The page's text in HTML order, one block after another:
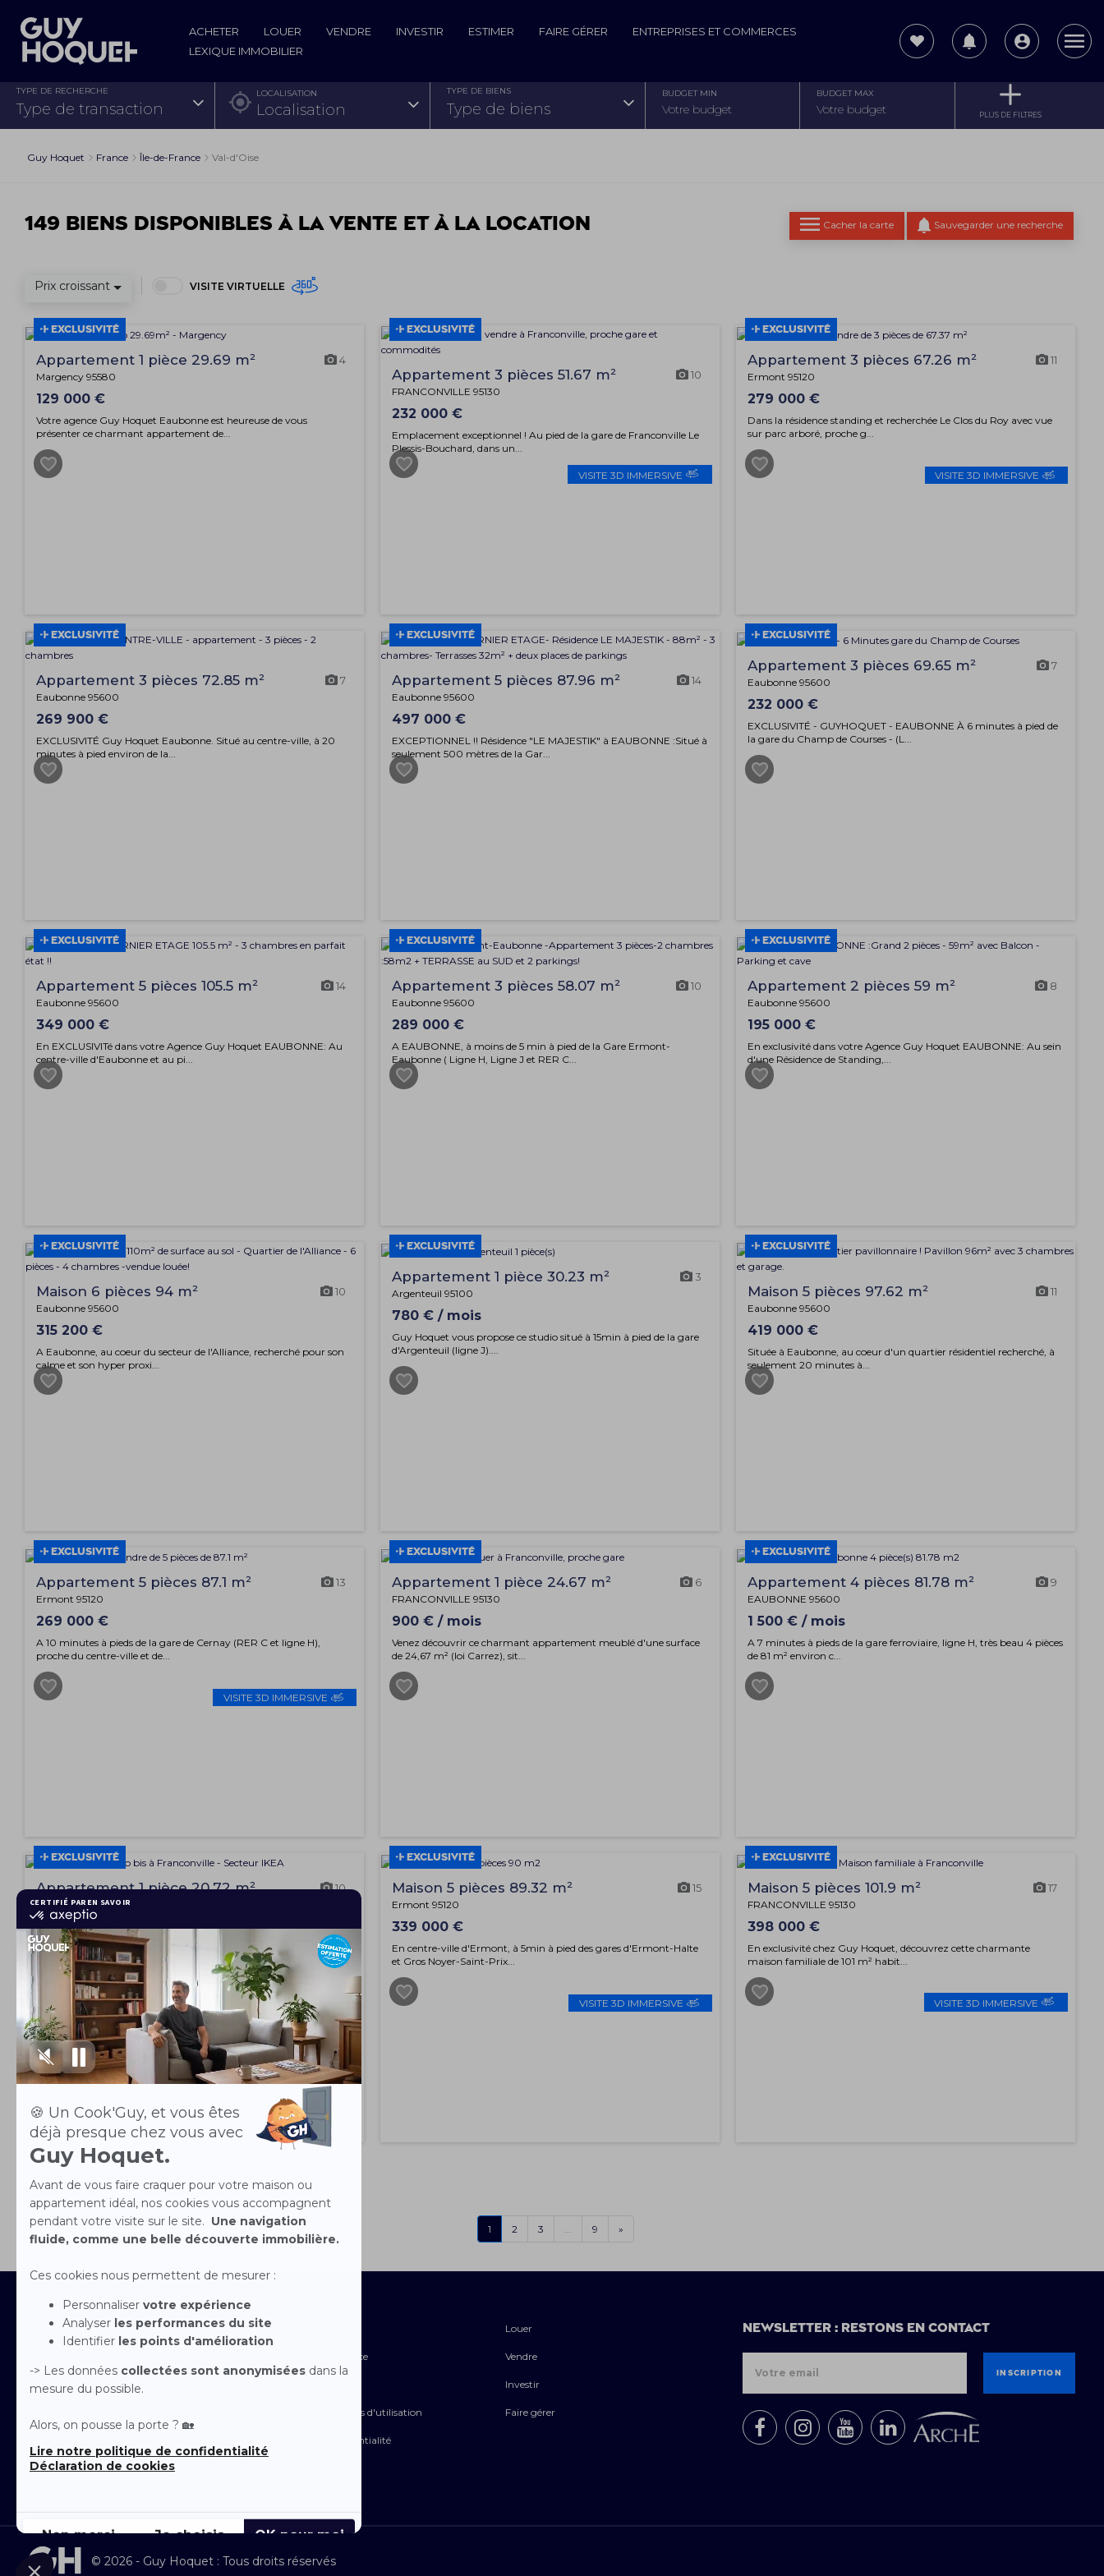
ACHETER LOUER VENDRE INVESTIR ESTIMER FAIRE GÉRER
ENTREPRISES ET COMMERCES
LEXIQUE IMMOBILIER
TYPE DE RECHERCHE
type de transaction
LOCALISATION TYPE DE BIENS
type de biens
BUDGET MIN BUDGET MAX
PLUS DE FILTRES
Guy Hoquet France Île-de-France Val-d'Oise
Cacher la carte Sauvegarder une recherche
149 biens disponibles à la vente et à la location
Prix croissant VISITE VIRTUELLE
EXCLUSIVITÉ
Appartement 1 pièce 29.69 m² 4
Margency 95580
129 000 €
Votre agence Guy Hoquet Eaubonne est heureuse de vous
présenter ce charmant appartement de...
EXCLUSIVITÉ
VISITE 3D IMMERSIVE
Appartement 3 pièces 51.67 m² 10
FRANCONVILLE 95130
232 000 €
Emplacement exceptionnel ! Au pied de la gare de Franconville Le
Plessis-Bouchard, dans un...
EXCLUSIVITÉ
VISITE 3D IMMERSIVE
Appartement 3 pièces 67.26 m² 11
Ermont 95120
279 000 €
Dans la résidence standing et recherchée Le Clos du Roy avec vue
sur parc arboré, proche g...
EXCLUSIVITÉ
Appartement 3 pièces 72.85 m² 7
Eaubonne 95600
269 900 €
EXCLUSIVITÉ Guy Hoquet Eaubonne. Situé au centre-ville, à 20
minutes à pied environ de la...
EXCLUSIVITÉ
Appartement 5 pièces 87.96 m² 14
Eaubonne 95600
497 000 €
EXCEPTIONNEL !! Résidence "LE MAJESTIK" à EAUBONNE :Situé à
seulement 500 mètres de la Gar...
EXCLUSIVITÉ
Appartement 3 pièces 69.65 m² 7
Eaubonne 95600
232 000 €
EXCLUSIVITÉ - GUYHOQUET - EAUBONNE À 6 minutes à pied de
la gare du Champ de Courses - (L...
EXCLUSIVITÉ
Appartement 5 pièces 105.5 m² 14
Eaubonne 95600
349 000 €
En EXCLUSIVITé dans votre Agence Guy Hoquet EAUBONNE: Au
centre-ville d'Eaubonne et au pi...
EXCLUSIVITÉ
Appartement 3 pièces 58.07 m² 10
Eaubonne 95600
289 000 €
A EAUBONNE, à moins de 5 min à pied de la Gare Ermont-
Eaubonne ( Ligne H, Ligne J et RER C...
EXCLUSIVITÉ
Appartement 2 pièces 59 m² 8
Eaubonne 95600
195 000 €
En exclusivité dans votre Agence Guy Hoquet EAUBONNE: Au sein
d'une Résidence de Standing,...
EXCLUSIVITÉ
Maison 6 pièces 94 m² 10
Eaubonne 95600
315 200 €
A Eaubonne, au coeur du secteur de l'Alliance, recherché pour son
calme et son hyper proxi...
EXCLUSIVITÉ
Appartement 1 pièce 30.23 m² 3
Argenteuil 95100
780 € / mois
Guy Hoquet vous propose ce studio situé à 15min à pied de la gare
d'Argenteuil (ligne J)....
EXCLUSIVITÉ
Maison 5 pièces 97.62 m² 11
Eaubonne 95600
419 000 €
Située à Eaubonne, au coeur d'un quartier résidentiel recherché, à
seulement 20 minutes à...
EXCLUSIVITÉ
VISITE 3D IMMERSIVE
Appartement 5 pièces 87.1 m² 13
Ermont 95120
269 000 €
A 10 minutes à pieds de la gare de Cernay (RER C et ligne H),
proche du centre-ville et de...
EXCLUSIVITÉ
Appartement 1 pièce 24.67 m² 6
FRANCONVILLE 95130
900 € / mois
Venez découvrir ce charmant appartement meublé d'une surface
de 24,67 m² (loi Carrez), sit...
EXCLUSIVITÉ
Appartement 4 pièces 81.78 m² 9
EAUBONNE 95600
1 500 € / mois
A 7 minutes à pieds de la gare ferroviaire, ligne H, très beau 4 pièces
de 81 m² environ c...
EXCLUSIVITÉ
Appartement 1 pièce 20.72 m² 10
FRANCONVILLE 95130
750 € / mois
Exclusivité, Studio bis meublé avec terrasse privative à Franconville
Disponible à partir...
EXCLUSIVITÉ
VISITE 3D IMMERSIVE
Maison 5 pièces 89.32 m² 15
Ermont 95120
339 000 €
En centre-ville d'Ermont, à 5min à pied des gares d'Ermont-Halte
et Gros Noyer-Saint-Prix...
EXCLUSIVITÉ
VISITE 3D IMMERSIVE
Maison 5 pièces 101.9 m² 17
FRANCONVILLE 95130
398 000 €
En exclusivité chez Guy Hoquet, découvrez cette charmante
maison familiale de 101 m² habit...
1 2 3 9 »
Contactez-nous
Nous rejoindre
Espace Presse
Devenir franchisé
Immobilier en France
Conditions générales d'utilisation
Politique de confidentialité
Louer
Vendre
Investir
Faire gérer
Newsletter : restons en contact
INSCRIPTION
© 2026 - Guy Hoquet : Tous droits réservés